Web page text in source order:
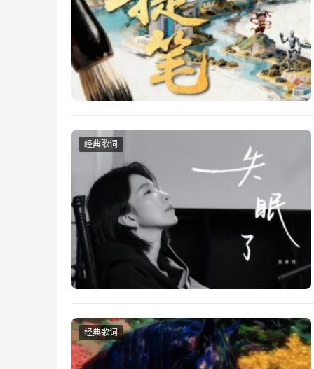
经典歌词
经典歌词